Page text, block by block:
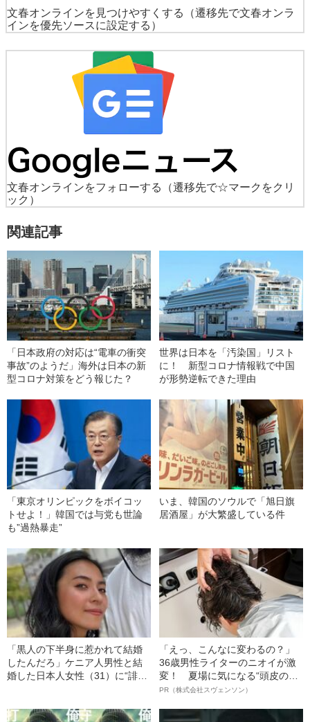
文春オンラインを見つけやすくする
（遷移先で文春オンラ
インを優先ソースに設定する）
文春オンラインをフォローする
（遷移先で☆マークをクリ
ック）
関連記事
「日本政府の対応は“電車の衝突
事故”のようだ」海外は日本の新
型コロナ対策をどう報じた？
世界は日本を「汚染国」リスト
に！ 新型コロナ情報戦で中国
が形勢逆転できた理由
「東京オリンピックをボイコッ
トせよ！」韓国では与党も世論
も”過熱暴走”
いま、韓国のソウルで「旭日旗
居酒屋」が大繁盛している件
「黒人の下半身に惹かれて結婚
したんだろ」ケニア人男性と結
婚した日本人女性（31）に“誹謗
「えっ、こんなに変わるの？」
36歳男性ライターのニオイが激
変！ 夏場に気になる“頭皮のニ
オイ”や“ベタつき”を解消す
ト”が生み出した徹底ケアとは
PR（株式会社スヴェンソン）